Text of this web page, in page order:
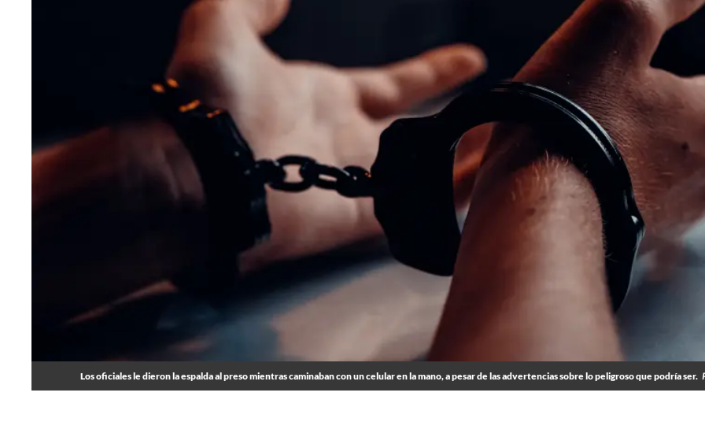
Los oficiales le dieron la espalda al preso mientras caminaban con un celular en la mano, a pesar de las advertencias sobre lo peligroso que podría ser.